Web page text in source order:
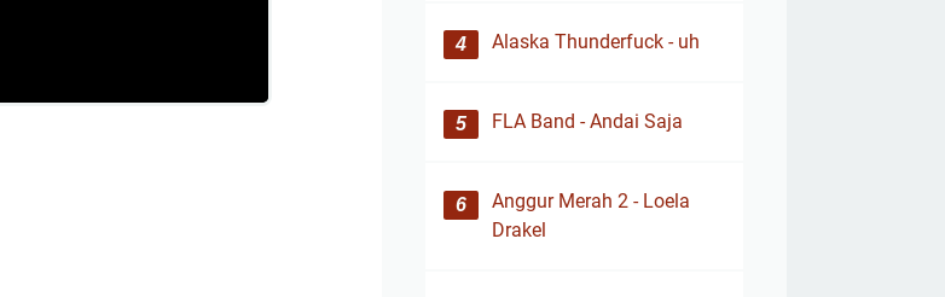
Alaska Thunderfuck - uh
FLA Band - Andai Saja
Anggur Merah 2 - Loela
Drakel